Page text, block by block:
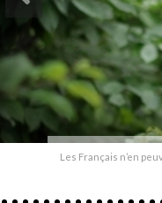
Les Français n’en